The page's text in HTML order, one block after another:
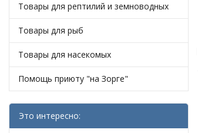
Товары для рептилий и земноводных
Товары для рыб
Товары для насекомых
Помощь приюту "на Зорге"
Это интересно: